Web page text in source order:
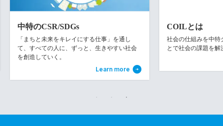
中特のCSR/SDGs
「まちと未来をキレイにする仕事」を通し
て、すべての人に、ずっと、生きやすい社会
を創造していく。
Learn more
COILとは
社会の仕組みを中特
とで社会の課題を解